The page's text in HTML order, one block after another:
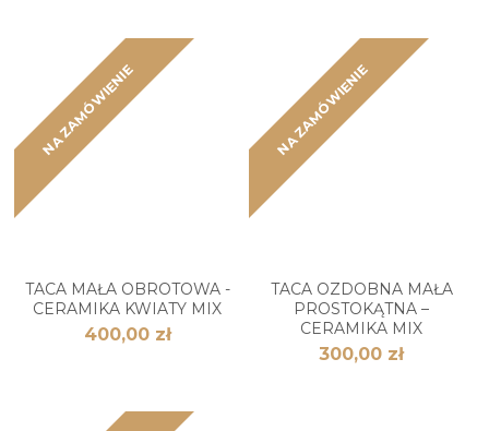
NA ZAMÓWIENIE
TACA MAŁA OBROTOWA -
CERAMIKA KWIATY MIX
400,00 zł
NA ZAMÓWIENIE
TACA OZDOBNA MAŁA
PROSTOKĄTNA –
CERAMIKA MIX
300,00 zł